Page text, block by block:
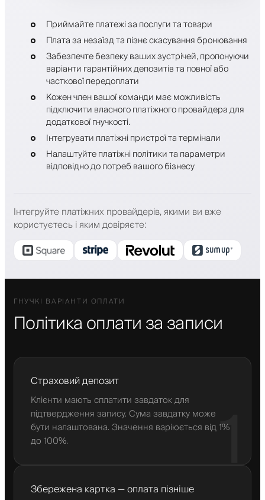
Приймайте платежі за послуги та товари
Плата за незаїзд та пізнє скасування бронювання
Забезпечте безпеку ваших зустрічей, пропонуючи
варіанти гарантійних депозитів та повної або
часткової передоплати
Кожен член вашої команди має можливість
підключити власного платіжного провайдера для
додаткової гнучкості.
Інтегрувати платіжні пристрої та термінали
Налаштуйте платіжні політики та параметри
відповідно до потреб вашого бізнесу
Інтегруйте платіжних провайдерів, якими ви вже
користуєтесь і яким довіряєте:
ГНУЧКІ ВАРІАНТИ ОПЛАТИ
Політика оплати за записи
1
Страховий депозит
Клієнти мають сплатити завдаток для
підтвердження запису. Сума завдатку може
бути налаштована. Значення варіюється від 1%
до 100%.
Збережена картка — оплата пізніше